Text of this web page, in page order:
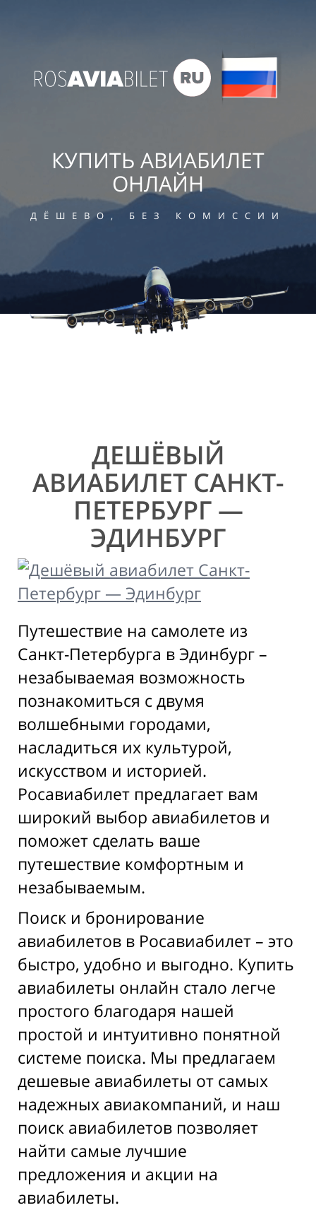
КУПИТЬ АВИАБИЛЕТ
ОНЛАЙН
ДЁШЕВО, БЕЗ КОМИССИИ
ДЕШЁВЫЙ
АВИАБИЛЕТ САНКТ-
ПЕТЕРБУРГ —
ЭДИНБУРГ
Путешествие на самолете из
Санкт-Петербурга в Эдинбург –
незабываемая возможность
познакомиться с двумя
волшебными городами,
насладиться их культурой,
искусством и историей.
Росавиабилет предлагает вам
широкий выбор авиабилетов и
поможет сделать ваше
путешествие комфортным и
незабываемым.
Поиск и бронирование
авиабилетов в Росавиабилет – это
быстро, удобно и выгодно. Купить
авиабилеты онлайн стало легче
простого благодаря нашей
простой и интуитивно понятной
системе поиска. Мы предлагаем
дешевые авиабилеты от самых
надежных авиакомпаний, и наш
поиск авиабилетов позволяет
найти самые лучшие
предложения и акции на
авиабилеты.